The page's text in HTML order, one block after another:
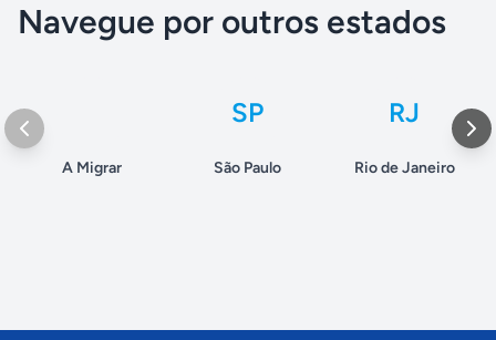
Navegue por outros estados
A Migrar
SP
São Paulo
RJ
Rio de Janeiro